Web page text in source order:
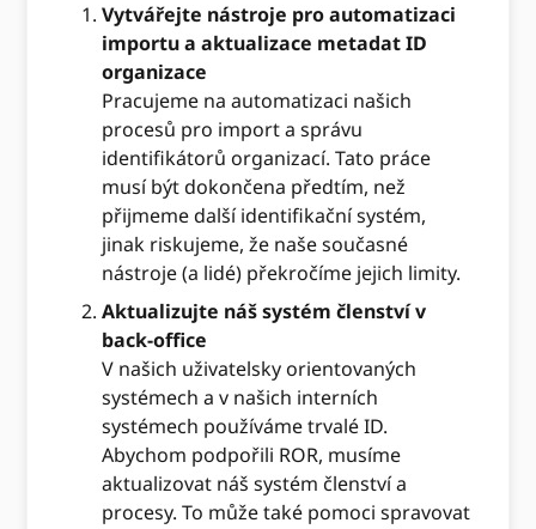
Vytvářejte nástroje pro automatizaci
importu a aktualizace metadat ID
organizace
Pracujeme na automatizaci našich
procesů pro import a správu
identifikátorů organizací. Tato práce
musí být dokončena předtím, než
přijmeme další identifikační systém,
jinak riskujeme, že naše současné
nástroje (a lidé) překročíme jejich limity.
Aktualizujte náš systém členství v
back-office
V našich uživatelsky orientovaných
systémech a v našich interních
systémech používáme trvalé ID.
Abychom podpořili ROR, musíme
aktualizovat náš systém členství a
procesy. To může také pomoci spravovat